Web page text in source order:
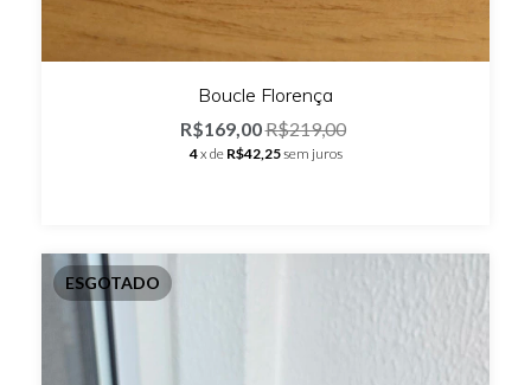
Boucle Florença
R$169,00R$219,00
4x de R$42,25sem juros
ESGOTADO